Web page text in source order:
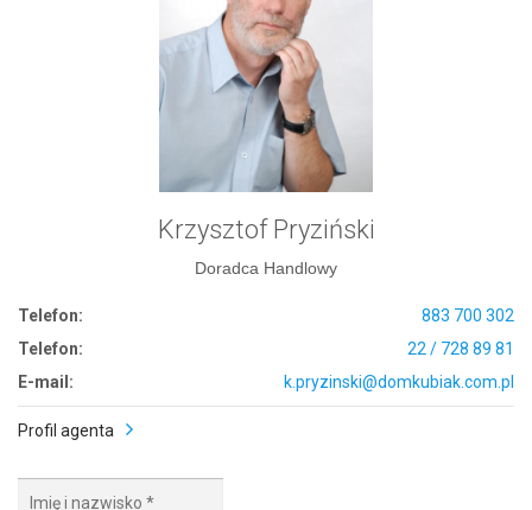
Krzysztof Pryziński
Doradca Handlowy
Telefon:
883 700 302
Telefon:
22 / 728 89 81
E-mail:
k.pryzinski@domkubiak.com.pl
Profil agenta